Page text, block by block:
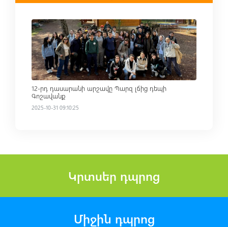
Read more
12-րդ դասարանի արշավը Պարզ լճից դեպի
Գոշավանք
2025-10-31 09:10:25
Կրտսեր դպրոց
Միջին դպրոց